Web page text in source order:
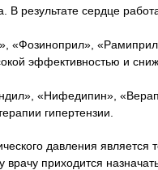
результате сердце
«Фозиноприл»,
эффективностью и
«Нифедипин»,
гипертензии.
давления является
приходится